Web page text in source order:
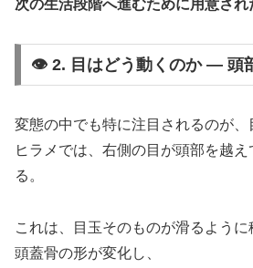
次の生活段階へ進むために用意され
👁 2. 目はどう動くのか ― 頭
変態の中でも特に注目されるのが、
ヒラメでは、右側の目が頭部を越
る。
これは、目玉そのものが滑るように
頭蓋骨の形が変化し、